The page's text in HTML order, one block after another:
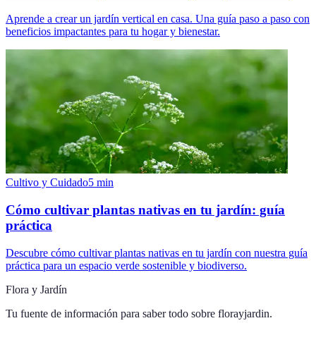
Aprende a crear un jardín vertical en casa. Una guía paso a paso con
beneficios impactantes para tu hogar y bienestar.
Cultivo y Cuidado5 min
Cómo cultivar plantas nativas en tu jardín: guía
práctica
Descubre cómo cultivar plantas nativas en tu jardín con nuestra guía
práctica para un espacio verde sostenible y biodiverso.
Flora y Jardín
Tu fuente de información para saber todo sobre florayjardin.